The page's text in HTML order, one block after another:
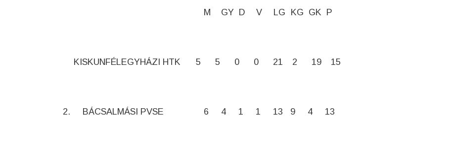
M GY D V LG KG GK P
KISKUNFÉLEGYHÁZI HTK 5 5 0 0 21 2 19 15
2. BÁCSALMÁSI PVSE 6 4 1 1 13 9 4 13